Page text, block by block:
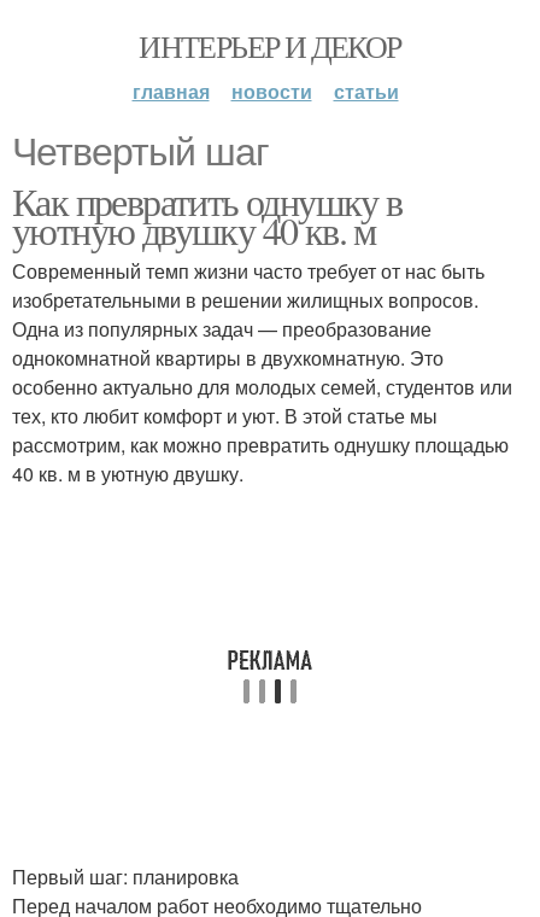
ИНТЕРЬЕР И ДЕКОР
главная новости статьи
Четвертый шаг
Как превратить однушку в
уютную двушку 40 кв. м
Современный темп жизни часто требует от нас быть
изобретательными в решении жилищных вопросов.
Одна из популярных задач — преобразование
однокомнатной квартиры в двухкомнатную. Это
особенно актуально для молодых семей, студентов или
тех, кто любит комфорт и уют. В этой статье мы
рассмотрим, как можно превратить однушку площадью
40 кв. м в уютную двушку.
Первый шаг: планировка
Перед началом работ необходимо тщательно